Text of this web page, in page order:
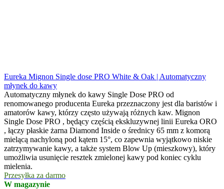
Eureka Mignon Single dose PRO White & Oak | Automatyczny
młynek do kawy
Automatyczny młynek do kawy Single Dose PRO od
renomowanego producenta Eureka przeznaczony jest dla baristów i
amatorów kawy, którzy często używają różnych kaw. Mignon
Single Dose PRO , będący częścią ekskluzywnej linii Eureka ORO
, łączy płaskie żarna Diamond Inside o średnicy 65 mm z komorą
mielącą nachyloną pod kątem 15°, co zapewnia wyjątkowo niskie
zatrzymywanie kawy, a także system Blow Up (mieszkowy), który
umożliwia usunięcie resztek zmielonej kawy pod koniec cyklu
mielenia.
Przesyłka za darmo
W magazynie